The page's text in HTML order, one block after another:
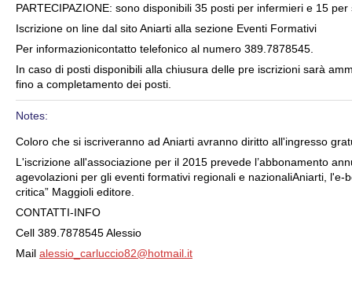
PARTECIPAZIONE: sono disponibili 35 posti per infermieri e 15
Iscrizione on line dal sito Aniarti alla sezione Eventi Formativi
Per informazionicontatto telefonico al numero 389.7878545.
In caso di posti disponibili alla chiusura delle pre iscrizioni sarà
fino a completamento dei posti.
Notes:
Coloro che si iscriveranno ad Aniarti avranno diritto all'ingresso
L'iscrizione all'associazione per il 2015 prevede l’abbonamento
agevolazioni per gli eventi formativi regionali e nazionaliAniarti, l'e-
critica” Maggioli editore.
CONTATTI-INFO
Cell 389.7878545 Alessio
Mail alessio_carluccio82@hotmail.it